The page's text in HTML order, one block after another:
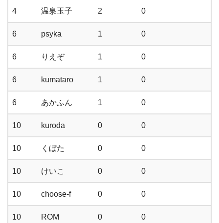
4 温泉玉子 2 0
6 psyka 1 0
6 りえぞ 1 0
6 kumataro 1 0
6 あかふん 1 0
10 kuroda 0 0
10 くぼた 0 0
10 けいこ 0 0
10 choose-f 0 0
10 ROM 0 0